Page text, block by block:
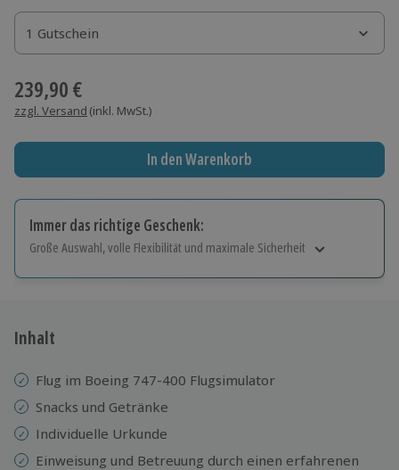
1 Gutschein
1 Gutschein
1 Gutschein
239,90 €
zzgl. Versand (inkl. MwSt.)
In den Warenkorb
Immer das richtige Geschenk:
Große Auswahl, volle Flexibilität und maximale Sicherheit
Jeder Gutschein für alle Erlebnisse einlösbar.
Inhalt
Flug im Boeing 747-400 Flugsimulator
Snacks und Getränke
Individuelle Urkunde
Einweisung und Betreuung durch einen erfahrenen